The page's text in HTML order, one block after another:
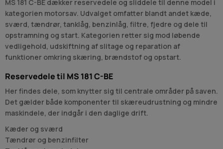
MS 181 C-BE dækker reservedele og sliddele til denne model i
kategorien motorsav. Udvalget omfatter blandt andet kæde,
sværd, tændrør, tanklåg, benzinlåg, filtre, fjedre og dele til
opstramning og start. Kategorien retter sig mod løbende
vedligehold, udskiftning af slitage og reparation af
funktioner omkring skæring, brændstof og opstart.
Reservedele til MS 181 C-BE
Her findes dele, som knytter sig til centrale områder på saven.
Det gælder både komponenter til skæreudrustning og mindre
maskindele, der indgår i den daglige drift.
Kæder og sværd
Tændrør og benzinfilter